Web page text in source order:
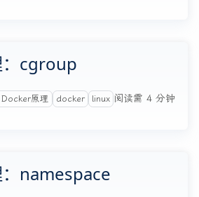
cgroup
原理 docker linux 阅读需 4 分钟
namespace